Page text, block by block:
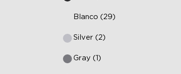
Blanco (29)
Silver (2)
Gray (1)